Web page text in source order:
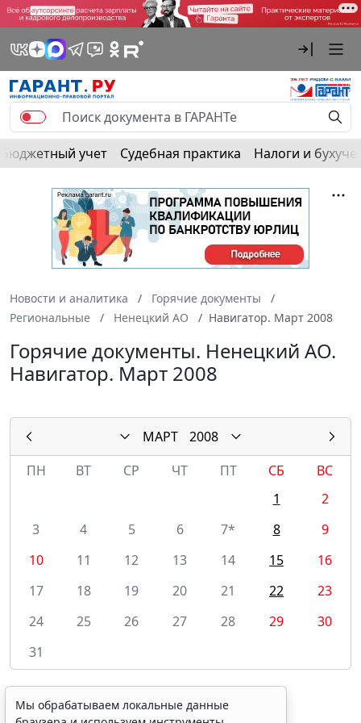
Бюджетный учет Судебная практика Налоги и
Новости и аналитика
Горячие документы
Региональные
Ненецкий АО Навигатор. Март 2008
Горячие документы. Ненецкий АО.
Навигатор. Март 2008
МАРТ
2008
ПН
ВТ СР ЧТ ПТ СБ
ВС
1
2
3
4 5 6 7* 8
9
10
11 12 13 14 15
16
17
18 19 20 21 22
23
24
25 26 27 28 29
30
31
Мы обрабатываем локальные данные